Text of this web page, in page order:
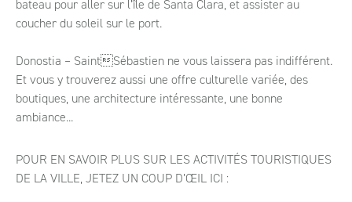
bateau pour aller sur l’île de Santa Clara, et assister au
coucher du soleil sur le port.
Donostia – SaintSébastien ne vous laissera pas indifférent.
Et vous y trouverez aussi une offre culturelle variée, des
boutiques, une architecture intéressante, une bonne
ambiance...
POUR EN SAVOIR PLUS SUR LES ACTIVITÉS TOURISTIQUES
DE LA VILLE, JETEZ UN COUP D’ŒIL ICI :